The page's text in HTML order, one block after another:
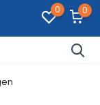
0 0